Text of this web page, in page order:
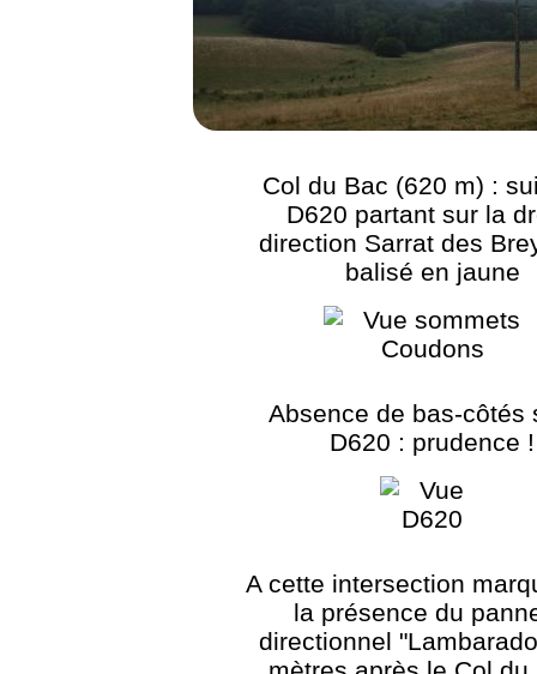
Col du Bac (620 m) :
D620 partant sur la
direction Sarrat des
balisé en jaune
Absence de bas-côtés
D620 : prudence !
A cette intersection
la présence du
directionnel